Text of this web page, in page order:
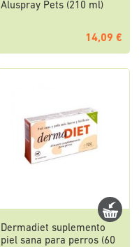
Aluspray Pets (210 ml)
14,09 €
Dermadiet suplemento
piel sana para perros (60